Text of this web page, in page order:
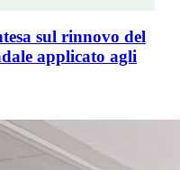
sul rinnovo del
applicato agli